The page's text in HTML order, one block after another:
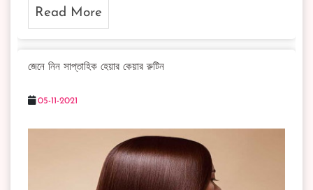
Read More
জেনে নিন সাপ্তাহিক হেয়ার কেয়ার রুটিন
05-11-2021